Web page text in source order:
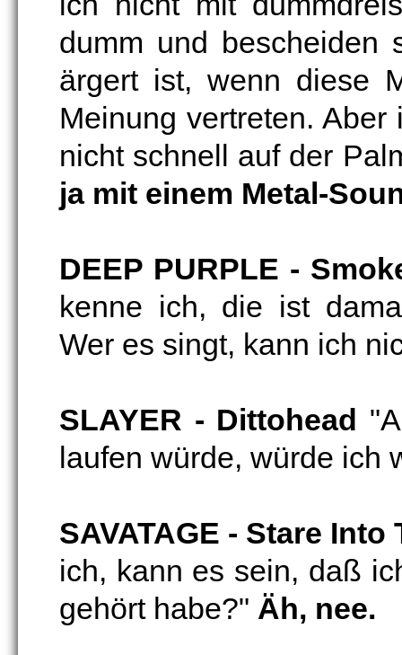
dumm und
ärgert ist, wenn diese
Meinung vertreten.
nicht schnell auf der
ja mit einem Metal-
DEEP PURPLE -
kenne ich, die ist
Wer es singt, kann ich
SLAYER - Dittohead
laufen würde, würde ich
SAVATAGE - Stare Into
ich, kann es sein, daß
gehört habe?" Äh, nee.